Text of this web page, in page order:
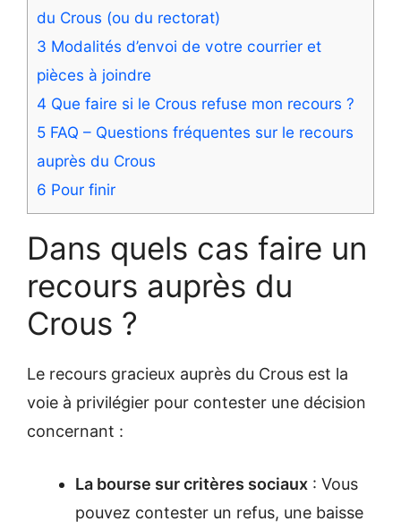
du Crous (ou du rectorat)
3 Modalités d’envoi de votre courrier et
pièces à joindre
4 Que faire si le Crous refuse mon recours ?
5 FAQ – Questions fréquentes sur le recours
auprès du Crous
6 Pour finir
Dans quels cas faire un
recours auprès du
Crous ?
Le recours gracieux auprès du Crous est la
voie à privilégier pour contester une décision
concernant :
La bourse sur critères sociaux : Vous
pouvez contester un refus, une baisse